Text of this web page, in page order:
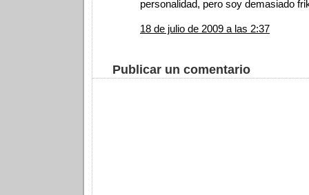
personalidad, pero soy demasiado
18 de julio de 2009 a las 2:37
Publicar un comentario